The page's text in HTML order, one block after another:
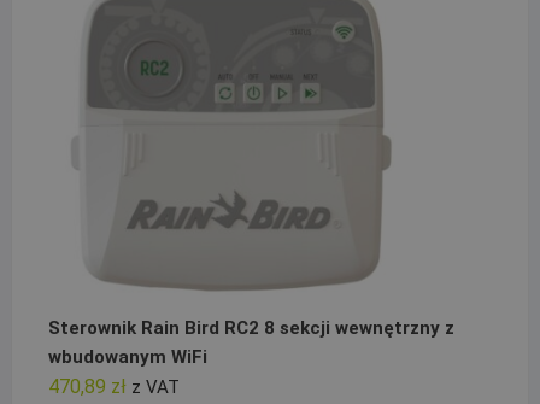
Sterownik Rain Bird RC2 8 sekcji wewnętrzny z
wbudowanym WiFi
470,89 zł z VAT